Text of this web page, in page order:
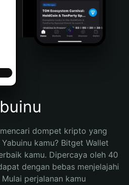
dompet kripto yang
kamu? Bitget Wallet
kamu. Dipercaya oleh 40
dengan bebas menjelajahi
perjalanan kamu